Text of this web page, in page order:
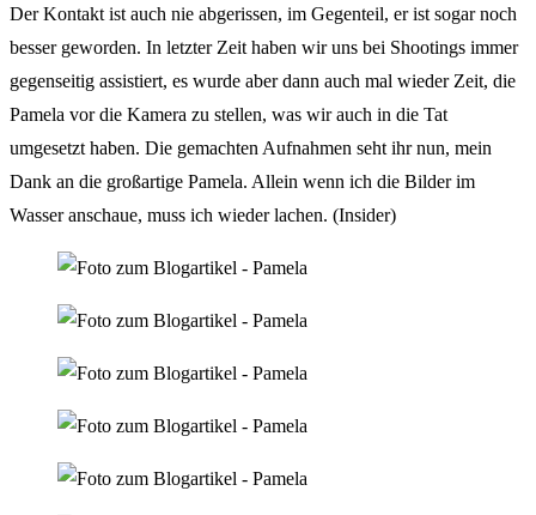
Der Kontakt ist auch nie abgerissen, im Gegenteil, er ist sogar noch
besser geworden. In letzter Zeit haben wir uns bei Shootings immer
gegenseitig assistiert, es wurde aber dann auch mal wieder Zeit, die
Pamela vor die Kamera zu stellen, was wir auch in die Tat
umgesetzt haben. Die gemachten Aufnahmen seht ihr nun, mein
Dank an die großartige Pamela. Allein wenn ich die Bilder im
Wasser anschaue, muss ich wieder lachen. (Insider)